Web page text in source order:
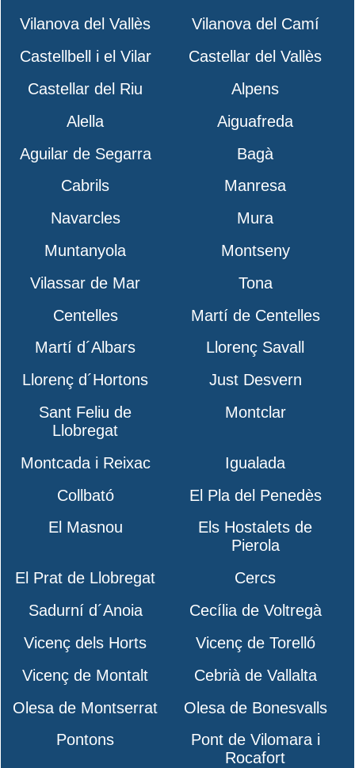
Vilanova del Vallès
Vilanova del Camí
Castellbell i el Vilar
Castellar del Vallès
Castellar del Riu
Alpens
Alella
Aiguafreda
Aguilar de Segarra
Bagà
Cabrils
Manresa
Navarcles
Mura
Muntanyola
Montseny
Vilassar de Mar
Tona
Centelles
Martí de Centelles
Martí d´Albars
Llorenç Savall
Llorenç d´Hortons
Just Desvern
Sant Feliu de
Llobregat
Montclar
Montcada i Reixac
Igualada
Collbató
El Pla del Penedès
El Masnou
Els Hostalets de
Pierola
El Prat de Llobregat
Cercs
Sadurní d´Anoia
Cecília de Voltregà
Vicenç dels Horts
Vicenç de Torelló
Vicenç de Montalt
Cebrià de Vallalta
Olesa de Montserrat
Olesa de Bonesvalls
Pontons
Pont de Vilomara i
Rocafort